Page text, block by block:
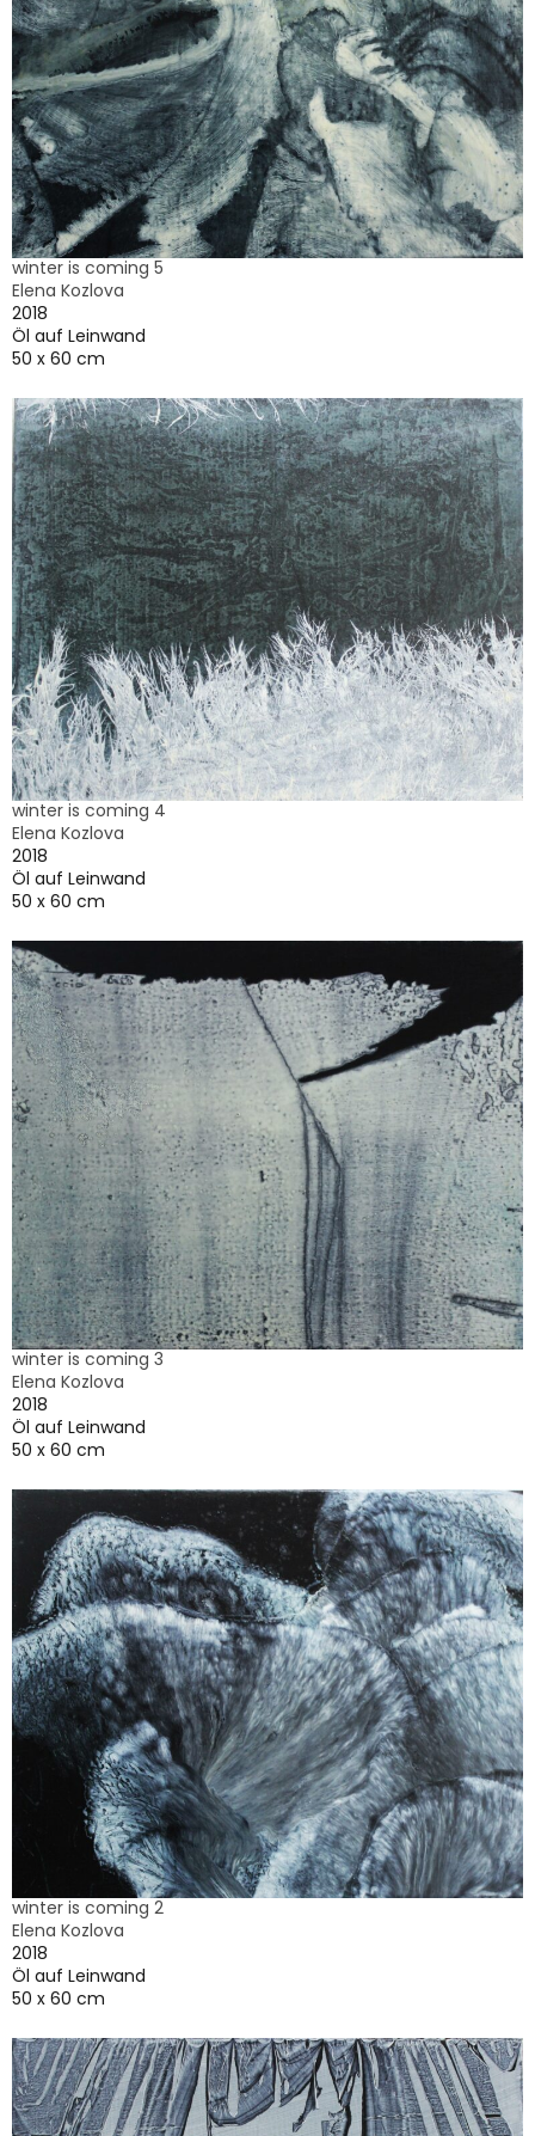
winter is coming 5
Elena Kozlova
2018
Öl auf Leinwand
50 x 60 cm
winter is coming 4
Elena Kozlova
2018
Öl auf Leinwand
50 x 60 cm
winter is coming 3
Elena Kozlova
2018
Öl auf Leinwand
50 x 60 cm
winter is coming 2
Elena Kozlova
2018
Öl auf Leinwand
50 x 60 cm